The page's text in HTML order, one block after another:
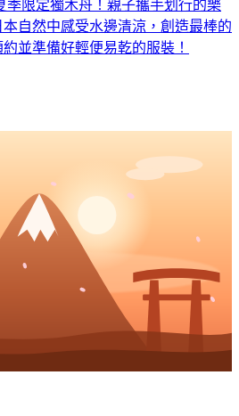
季限定獨木舟！親子攜手划行的樂
自然中感受水邊清涼，創造最棒的
並準備好輕便易乾的服裝！